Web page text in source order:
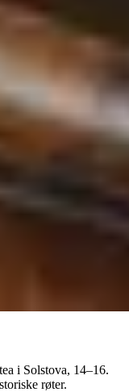
i Solstova, 14–16.
røter.